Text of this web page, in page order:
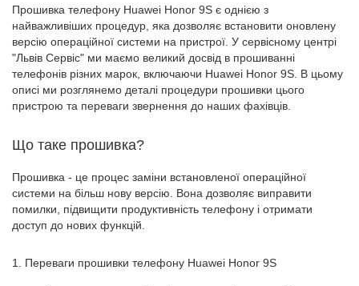
Прошивка телефону Huawei Honor 9S є однією з
найважливіших процедур, яка дозволяє встановити оновлену
версію операційної системи на пристрої. У сервісному центрі
"Львів Сервіс" ми маємо великий досвід в прошиванні
телефонів різних марок, включаючи Huawei Honor 9S. В цьому
описі ми розглянемо деталі процедури прошивки цього
пристрою та переваги звернення до наших фахівців.
Що таке прошивка?
Прошивка - це процес заміни встановленої операційної
системи на більш нову версію. Вона дозволяє виправити
помилки, підвищити продуктивність телефону і отримати
доступ до нових функцій.
1. Переваги прошивки телефону Huawei Honor 9S